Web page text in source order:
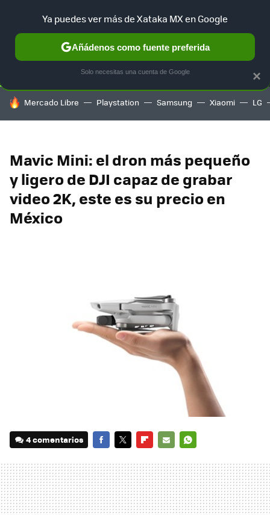
SELECCIÓN GAMING HOME AUTO TERRITORIO
HOY SE HABLA DE
Mercado Libre Playstation Samsung Xiaomi LG
Mavic Mini: el dron más pequeño
y ligero de DJI capaz de grabar
video 2K, este es su precio en
México
4 comentarios
MAIL
×
Ya puedes ver más de Xataka MX en Google
Añádenos como fuente preferida
Solo necesitas una cuenta de Google